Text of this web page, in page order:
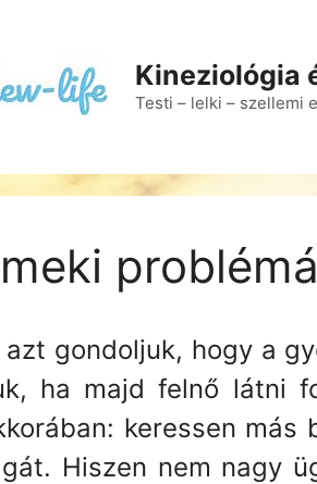
Kineziológia
Testi – lelki – szellemi
azt gondoljuk, hogy a
ha majd felnő látni
keressen
Hiszen nem nagy